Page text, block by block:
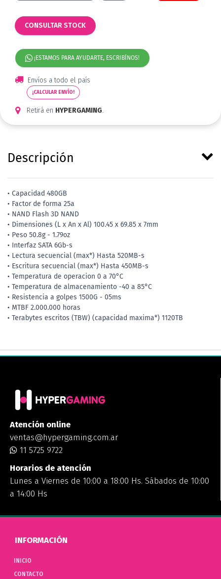
CONSULTAR STOCK
¡ESTAMOS PARA AYUDARTE, ESCRIBÍNOS!
Envíos a todo el país
¡CALCULAR ENVÍO!
Retirá en HYPERGAMING.
Descripción
• Capacidad 480GB
• Factor de forma 25a
• NAND Flash 3D NAND
• Dimensiones (L x An x Al) 100.45 x 69.85 x 7mm
• Peso 50.8g - 1.79oz
• Interfaz SATA 6Gb-s
• Lectura secuencial (max*) Hasta 520MB-s
• Escritura secuencial (max*) Hasta 450MB-s
• Temperatura de operacion 0 a 70°C
• Temperatura de almacenamiento -40 a 85°C
• Resistencia a golpes 1500G - 05ms
• MTBF 2.000.000 horas
• Terabytes escritos (TBW) (capacidad maxima*) 1120TB
Atención online
ventas@hypergaming.com.ar
11 5725 9722
Horarios de atención
Lunes a Viernes de 10:00 a 18:00 Hs. Sábados de 10:00
a 14:00 Hs
INFORMACIÓN
INICIO
CONTACTO